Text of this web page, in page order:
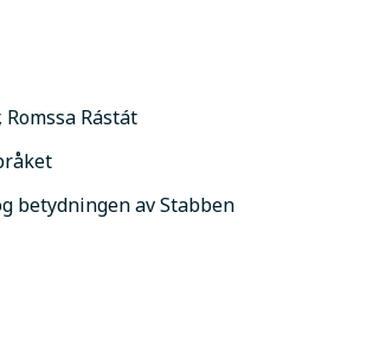
Rástát
betydningen av Stabben